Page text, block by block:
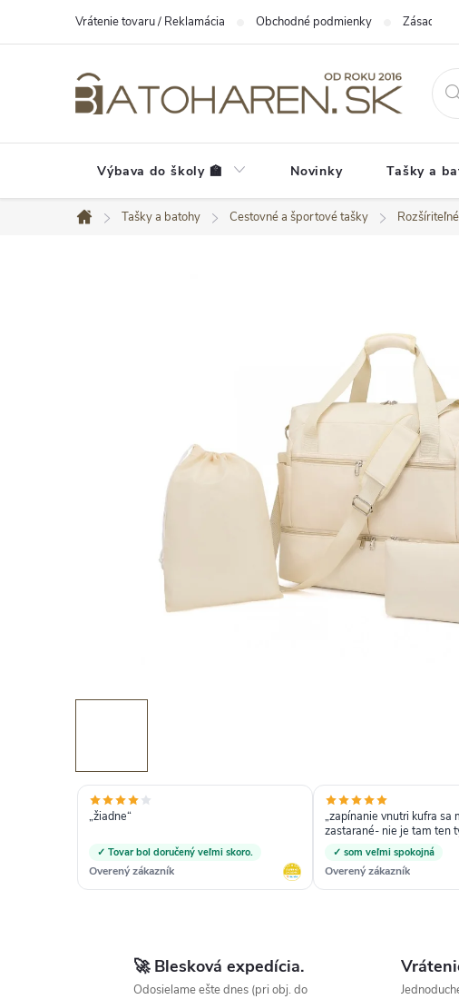
Vrátenie tovaru / Reklamácia Obchodné podmienky Zásady
Výbava do školy 🏫 Novinky Tašky a
Domov
Tašky a batohy Cestovné a športové tašky
„žiadne“
✓ Tovar bol doručený veľmi skoro.
Overený zákazník
„zapínanie vnutri kufra sa
zastarané- nie je tam ten
vnútorných šnúr ako bežne“
✓ som veľmi spokojná
Overený zákazník
🚀 Blesková expedícia.
Odosielame ešte dnes (pri obj. do